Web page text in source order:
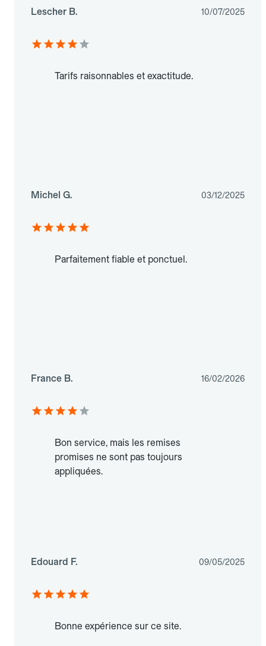
Lescher B. 10/07/2025
Tarifs raisonnables et exactitude.
Michel G. 03/12/2025
Parfaitement fiable et ponctuel.
France B. 16/02/2026
Bon service, mais les remises
promises ne sont pas toujours
appliquées.
Edouard F. 09/05/2025
Bonne expérience sur ce site.